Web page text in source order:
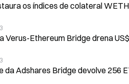
os índices de colateral
Verus-Ethereum Bridge drena
da Adshares Bridge devolve 256